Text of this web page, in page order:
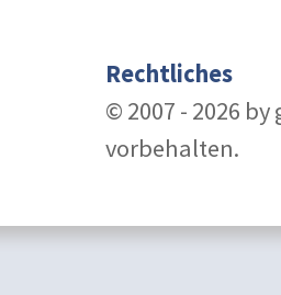
Rechtliches
© 2007 - 2026
vorbehalten.